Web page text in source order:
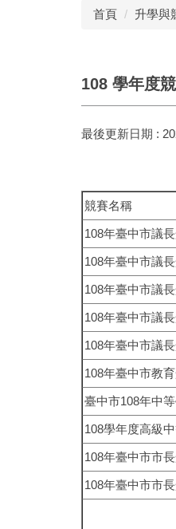
首頁 升學與
108 學年度
最後更新日期 :
競賽名稱
108年臺中市議
108年臺中市議
108年臺中市議
108年臺中市議
108年臺中市議
108年臺中市教
臺中市108年中
108學年度高級
108年臺中市市
108年臺中市市